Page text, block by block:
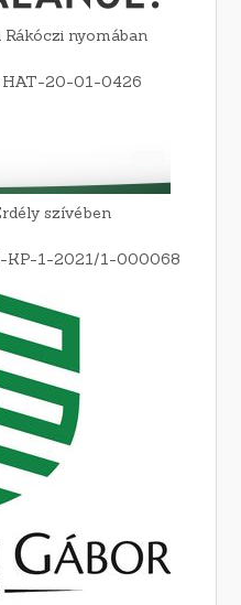
nyomában
HAT-20-01-0426
szívében
KP-1-2021/1-000068